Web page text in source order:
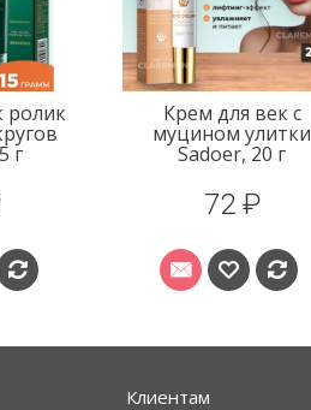
ролик
г
Крем для век с
муцином улитки
Sadoer, 20 г
72 ₽
Клиентам